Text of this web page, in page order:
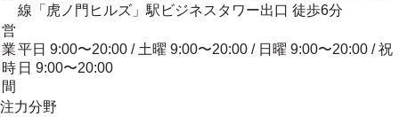
線「虎ノ門ヒルズ」駅ビジネスタワー出口 徒歩6分
営
業
時
間
平日 9:00〜20:00 / 土曜 9:00〜20:00 / 日曜 9:00〜20:00 / 祝
日 9:00〜20:00
注力分野